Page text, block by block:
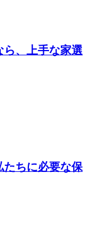
ら、上手な家選
たちに必要な保